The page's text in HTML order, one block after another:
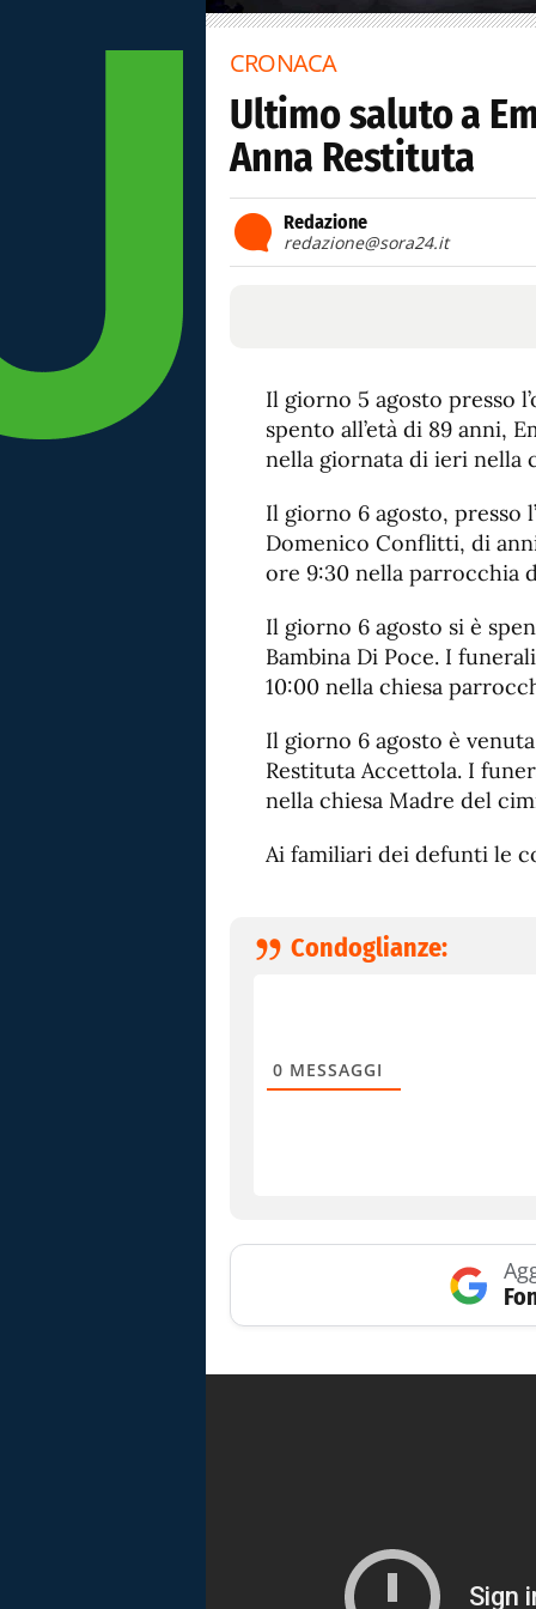
CRONACA
Ultimo saluto a
Anna Restituta
Redazione
redazione@sora24.it
Il giorno 5 agosto presso
spento all’età di 89 anni,
nella giornata di ieri nella
Il giorno 6 agosto, presso
Domenico Conflitti, di
ore 9:30 nella parrocchia
Il giorno 6 agosto si è
Bambina Di Poce. I
10:00 nella chiesa
Il giorno 6 agosto è
Restituta Accettola. I
nella chiesa Madre del
Ai familiari dei defunti le
Condoglianze:
0 MESSAGGI